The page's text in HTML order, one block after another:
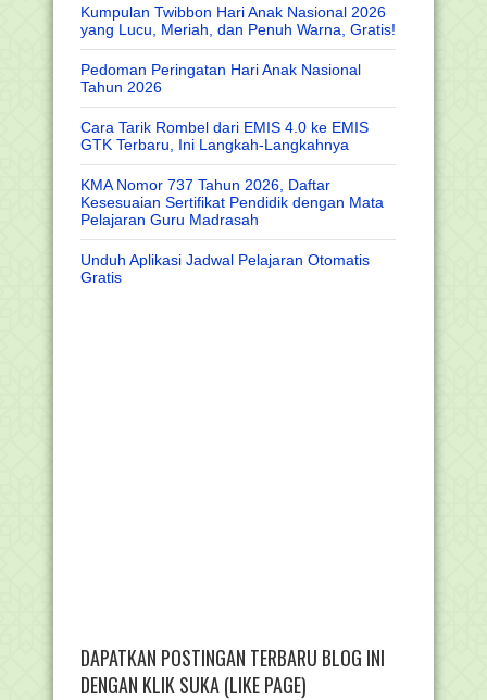
Kumpulan Twibbon Hari Anak Nasional 2026
yang Lucu, Meriah, dan Penuh Warna, Gratis!
Pedoman Peringatan Hari Anak Nasional
Tahun 2026
Cara Tarik Rombel dari EMIS 4.0 ke EMIS
GTK Terbaru, Ini Langkah-Langkahnya
KMA Nomor 737 Tahun 2026, Daftar
Kesesuaian Sertifikat Pendidik dengan Mata
Pelajaran Guru Madrasah
Unduh Aplikasi Jadwal Pelajaran Otomatis
Gratis
DAPATKAN POSTINGAN TERBARU BLOG INI
DENGAN KLIK SUKA (LIKE PAGE)